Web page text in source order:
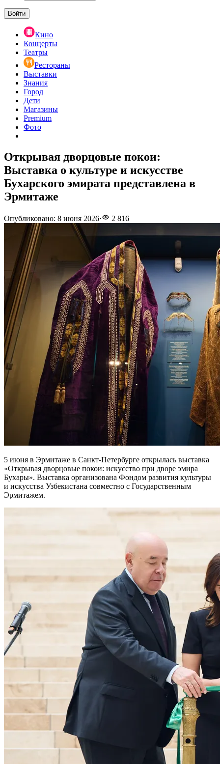
Войти
Кино
Концерты
Театры
Рестораны
Выставки
Знания
Город
Дети
Магазины
Premium
Фото
Открывая дворцовые покои:
Выставка о культуре и искусстве
Бухарского эмирата представлена в
Эрмитаже
Опубликовано: 8 июня 2026· 2 816
5 июня в Эрмитаже в Санкт-Петербурге открылась выставка
«Открывая дворцовые покои: искусство при дворе эмира
Бухары». Выставка организована Фондом развития культуры
и искусства Узбекистана совместно с Государственным
Эрмитажем.